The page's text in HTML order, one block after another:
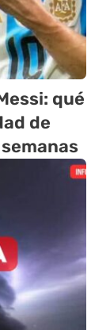
qué
de